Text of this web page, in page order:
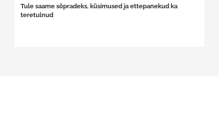
Tule saame sõpradeks, küsimused ja ettepanekud ka
teretulnud